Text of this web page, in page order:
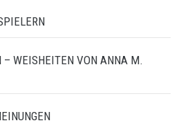
– WEISHEITEN VON ANNA M.